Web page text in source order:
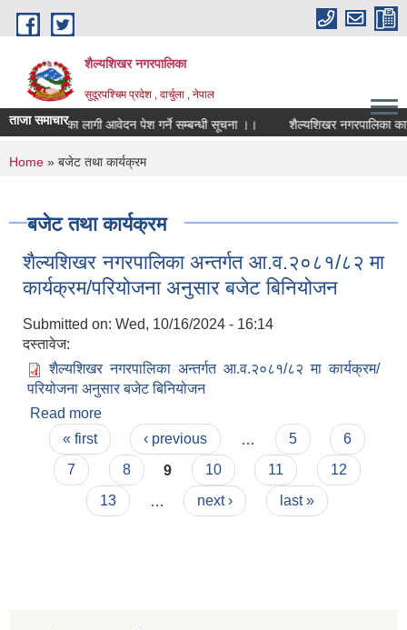
Skip to main content
शैल्यशिखर नगरपालिका
सुदूरपश्चिम प्रदेश , दार्चुला , नेपाल
ताजा समाचार
खोपकर्ताका लागी आवेदन पेश गर्ने सम्बन्धी सूचना ।। शैल्यशिखर नगरपालिका
You are here
Home » बजेट तथा कार्यक्रम
बजेट तथा कार्यक्रम
शैल्यशिखर नगरपालिका अन्तर्गत आ.व.२०८१/८२ मा
कार्यक्रम/परियोजना अनुसार बजेट बिनियोजन
Submitted on: Wed, 10/16/2024 - 16:14
दस्तावेज:
शैल्यशिखर नगरपालिका अन्तर्गत आ.व.२०८१/८२ मा कार्यक्रम/
परियोजना अनुसार बजेट बिनियोजन
Read more
कार्यक्रम/परियोजना अनुसार बजेट बिनियोजन
Pages
« first ‹ previous 5
6
7
8 9 10 11
12
13
next › last »